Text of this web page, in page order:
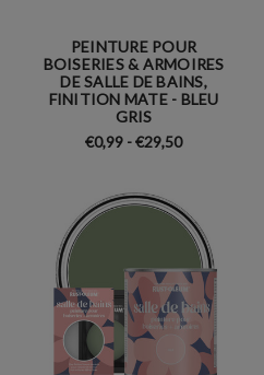
PEINTURE POUR
BOISERIES & ARMOIRES
DE SALLE DE BAINS,
FINITION MATE - BLEU
GRIS
€0,99 - €29,50